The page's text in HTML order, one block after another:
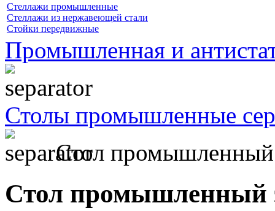
Стеллажи промышленные
Стеллажи из нержавеющей стали
Стойки передвижные
Промышленная и
Столы промышленные
Стол
Стол